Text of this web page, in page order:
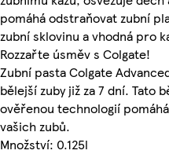
pomáhá odstraňovat zubní
zubní sklovinu a vhodná pro
Rozzařte úsměv s Colgate!
Zubní pasta Colgate
bělejší zuby již za 7 dní. Tato
ověřenou technologií
vašich zubů.
Množství: 0.125l